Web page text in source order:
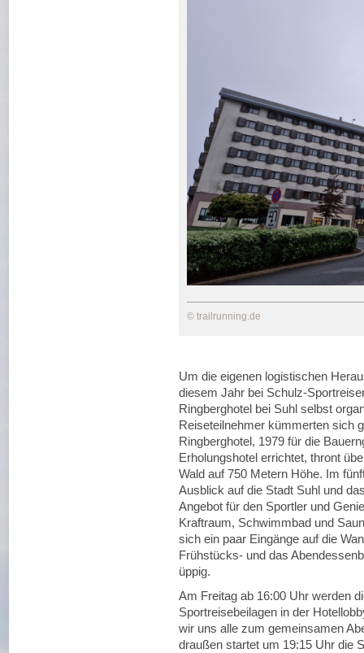
© trailrunning.de
Um die eigenen logistischen
diesem Jahr bei Schulz-
Ringberghotel bei Suhl selbst
Reiseteilnehmer kümmerten sich
Ringberghotel, 1979 für die
Erholungshotel errichtet, thront
Wald auf 750 Metern Höhe. Im
Ausblick auf die Stadt Suhl und
Angebot für den Sportler und
Kraftraum, Schwimmbad und
sich ein paar Eingänge auf die
Frühstücks- und das
üppig.
Am Freitag ab 16:00 Uhr werden
Sportreisebeilagen in der
wir uns alle zum gemeinsamen
draußen startet um 19:15 Uhr die